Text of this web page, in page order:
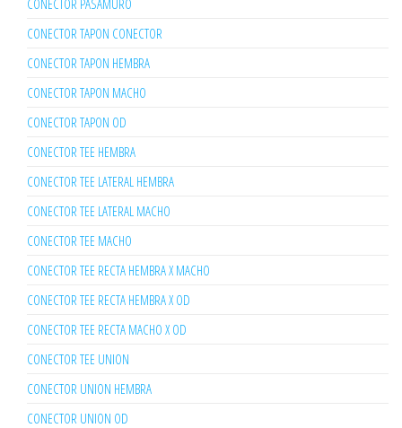
CONECTOR TAPON CONECTOR
CONECTOR TAPON HEMBRA
CONECTOR TAPON MACHO
CONECTOR TAPON OD
CONECTOR TEE HEMBRA
CONECTOR TEE LATERAL HEMBRA
CONECTOR TEE LATERAL MACHO
CONECTOR TEE MACHO
CONECTOR TEE RECTA HEMBRA X MACHO
CONECTOR TEE RECTA HEMBRA X OD
CONECTOR TEE RECTA MACHO X OD
CONECTOR TEE UNION
CONECTOR UNION HEMBRA
CONECTOR UNION OD